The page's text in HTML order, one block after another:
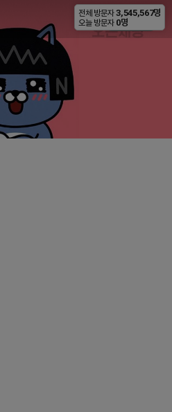
비공개
전체 방문자 3,545,567명
오늘 방문자 0명